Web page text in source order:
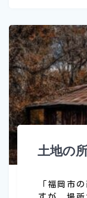
土地の
「福岡市